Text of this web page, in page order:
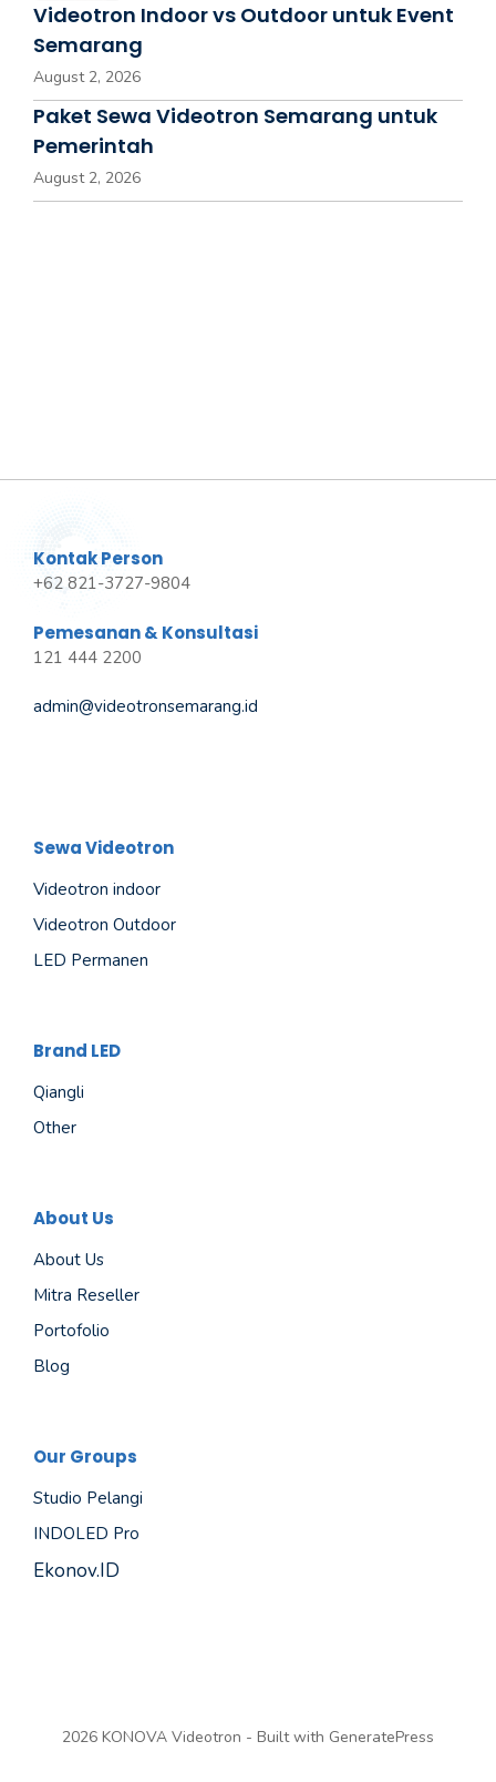
Videotron Indoor vs Outdoor untuk Event
Semarang
August 2, 2026
Paket Sewa Videotron Semarang untuk
Pemerintah
August 2, 2026
Kontak Person
+62 821-3727-9804
Pemesanan & Konsultasi
121 444 2200
admin@videotronsemarang.id
Sewa Videotron
Videotron indoor
Videotron Outdoor
LED Permanen
Brand LED
Qiangli
Other
About Us
About Us
Mitra Reseller
Portofolio
Blog
Our Groups
Studio Pelangi
INDOLED Pro
Ekonov.ID
2026 KONOVA Videotron - Built with GeneratePress